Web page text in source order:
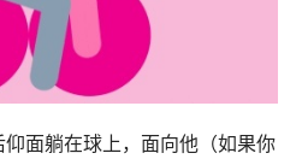
面躺在球上，面向他（如果你